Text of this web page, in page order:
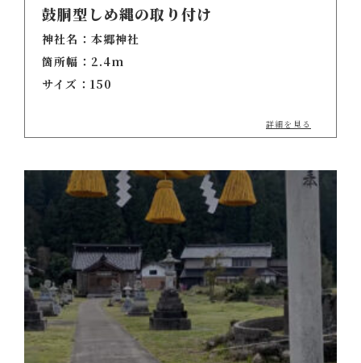
鼓胴型しめ縄の取り付け
神社名：本郷神社
箇所幅：2.4m
サイズ：150
詳細を見る